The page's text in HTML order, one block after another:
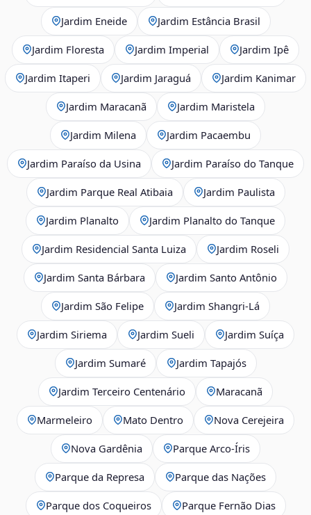
Jardim Eneide Jardim Estância Brasil
Jardim Floresta Jardim Imperial Jardim Ipê
Jardim Itaperi Jardim Jaraguá Jardim Kanimar
Jardim Maracanã Jardim Maristela
Jardim Milena Jardim Pacaembu
Jardim Paraíso da Usina Jardim Paraíso do Tanque
Jardim Parque Real Atibaia Jardim Paulista
Jardim Planalto Jardim Planalto do Tanque
Jardim Residencial Santa Luiza Jardim Roseli
Jardim Santa Bárbara Jardim Santo Antônio
Jardim São Felipe Jardim Shangri-Lá
Jardim Siriema Jardim Sueli Jardim Suíça
Jardim Sumaré Jardim Tapajós
Jardim Terceiro Centenário Maracanã
Marmeleiro Mato Dentro Nova Cerejeira
Nova Gardênia Parque Arco-Íris
Parque da Represa Parque das Nações
Parque dos Coqueiros Parque Fernão Dias